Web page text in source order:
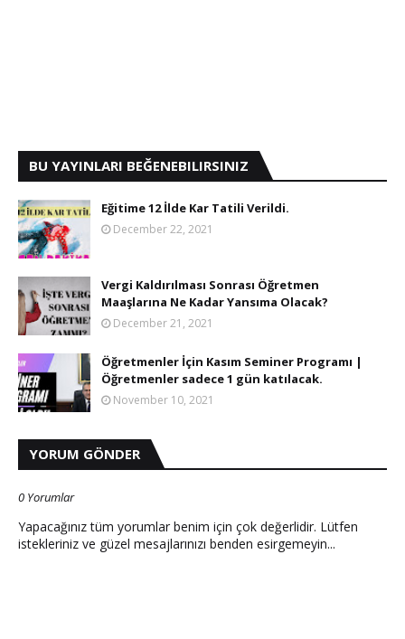
BU YAYINLARI BEĞENEBILIRSINIZ
Eğitime 12 İlde Kar Tatili Verildi.
December 22, 2021
Vergi Kaldırılması Sonrası Öğretmen
Maaşlarına Ne Kadar Yansıma Olacak?
December 21, 2021
Öğretmenler İçin Kasım Seminer Programı |
Öğretmenler sadece 1 gün katılacak.
November 10, 2021
YORUM GÖNDER
0 Yorumlar
Yapacağınız tüm yorumlar benim için çok değerlidir. Lütfen
istekleriniz ve güzel mesajlarınızı benden esirgemeyin...